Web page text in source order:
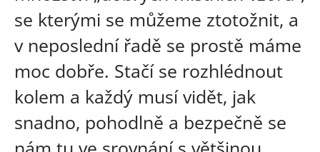
se kterými se můžeme ztotožnit, a
v neposlední řadě se prostě máme
moc dobře. Stačí se rozhlédnout
kolem a každý musí vidět, jak
snadno, pohodlně a bezpečně se